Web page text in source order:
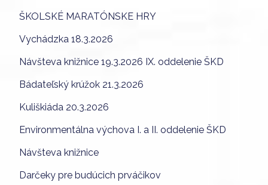
ŠKOLSKÉ MARATÓNSKE HRY
Vychádzka 18.3.2026
Návšteva knižnice 19.3.2026 IX. oddelenie ŠKD
Bádateľský krúžok 21.3.2026
Kuliškiáda 20.3.2026
Environmentálna výchova I. a II. oddelenie ŠKD
Návšteva knižnice
Darčeky pre budúcich prváčikov